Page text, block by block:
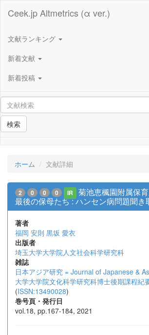
Ceek.jp Altmetrics (α ver.)
文献ランキング
新着文献
新着投稿
検索
ホーム 文献詳細
2 0 0 0 IR
菊池恵楓園附属保育
最後の保母たち : ハンセン病問題聞き
著者
福岡 安則 黒坂 愛衣
出版者
埼玉大学大学院人文社会科学研究科
雑誌
日本アジア研究 = Journal of Japanese &
大学大学院文化科学研究科博士後期課程紀
(ISSN:13490028)
巻号頁・発行日
vol.18, pp.167-184, 2021